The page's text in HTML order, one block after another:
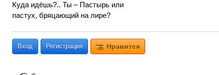
Куда идёшь?.. Ты – Пастырь или
пастух, бряцающий на лире?
Вход Регистрация Нравится